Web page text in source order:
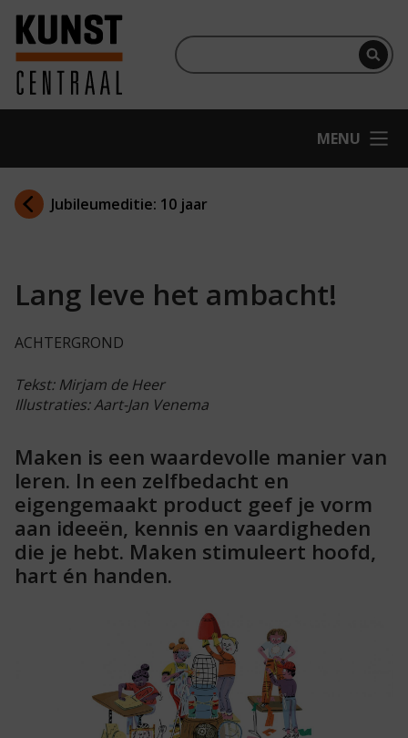
Ga naar hoofdinhoud
Terug naar homepage
OPEN
MENU
Jubileumeditie: 10 jaar
Lang leve het ambacht!
ACHTERGROND
Tekst: Mirjam de Heer
Illustraties: Aart-Jan Venema
Maken is een waardevolle manier van
leren. In een zelfbedacht en
eigengemaakt product geef je vorm
aan ideeën, kennis en vaardigheden
die je hebt. Maken stimuleert hoofd,
hart én handen.